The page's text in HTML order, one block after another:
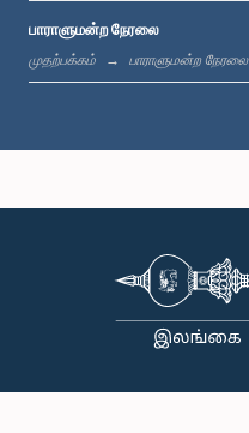
பி.ப. 12:05 - பி.ப. 12:13
பி.ப. 1:00 - பி.ப. 1:10
பி.ப. 1:10 - பி.ப. 1:19
பாராளுமன்ற நேரலை
முதற்பக்கம் பாராளுமன்ற நேரலை